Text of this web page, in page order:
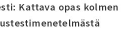
Kattava opas kolmen